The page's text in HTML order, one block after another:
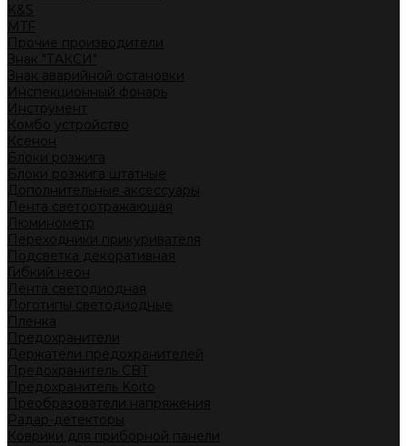
K&S
MTF
Прочие производители
Знак "ТАКСИ"
Знак аварийной остановки
Инспекционный фонарь
Инструмент
Комбо устройство
Ксенон
Блоки розжига
Блоки розжига штатные
Дополнительные аксессуары
Лента светоотражающая
Люминометр
Переходники прикуривателя
Подсветка декоративная
Гибкий неон
Лента светодиодная
Логотипы светодиодные
Пленка
Предохранители
Держатели предохранителей
Предохранитель CBT
Предохранитель Koito
Преобразователи напряжения
Радар-детекторы
Коврики для приборной панели